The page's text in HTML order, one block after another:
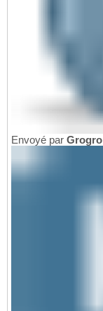
Envoyé par Grogro